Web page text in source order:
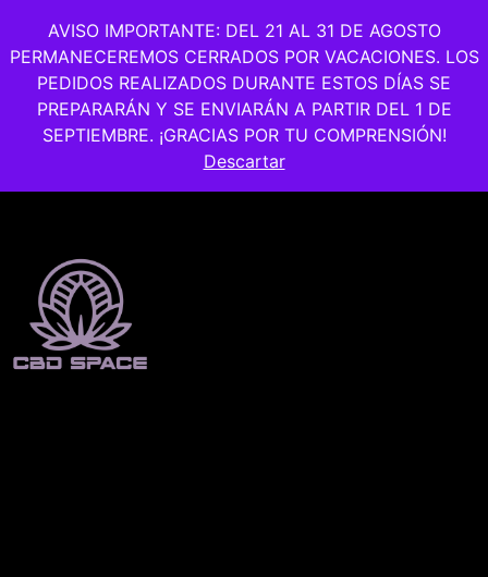
AVISO IMPORTANTE: DEL 21 AL 31 DE AGOSTO
PERMANECEREMOS CERRADOS POR VACACIONES. LOS
PEDIDOS REALIZADOS DURANTE ESTOS DÍAS SE
PREPARARÁN Y SE ENVIARÁN A PARTIR DEL 1 DE
SEPTIEMBRE. ¡GRACIAS POR TU COMPRENSIÓN!
Descartar
0